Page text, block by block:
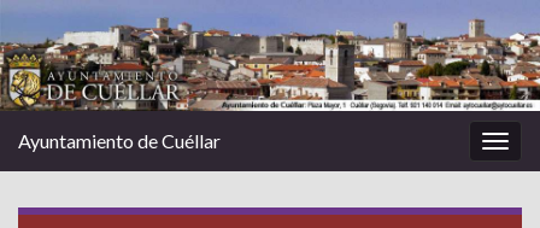
la
Ayuntamiento de Cuéllar